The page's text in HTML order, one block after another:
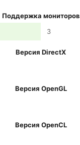
Поддержка мониторов
3
Версия DirectX
Версия OpenGL
Версия OpenCL